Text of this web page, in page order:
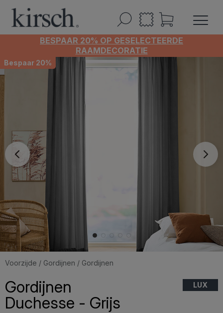
BESPAAR 20% OP GESELECTEERDE
RAAMDECORATIE
Bespaar 20%
Voorzijde / Gordijnen / Gordijnen
Gordijnen
Duchesse - Grijs
LUX